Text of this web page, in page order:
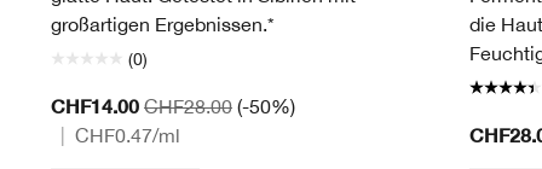
großartigen Ergebnissen.*
(0)
CHF14.00 CHF28.00 (-50%)
CHF0.47/ml
die